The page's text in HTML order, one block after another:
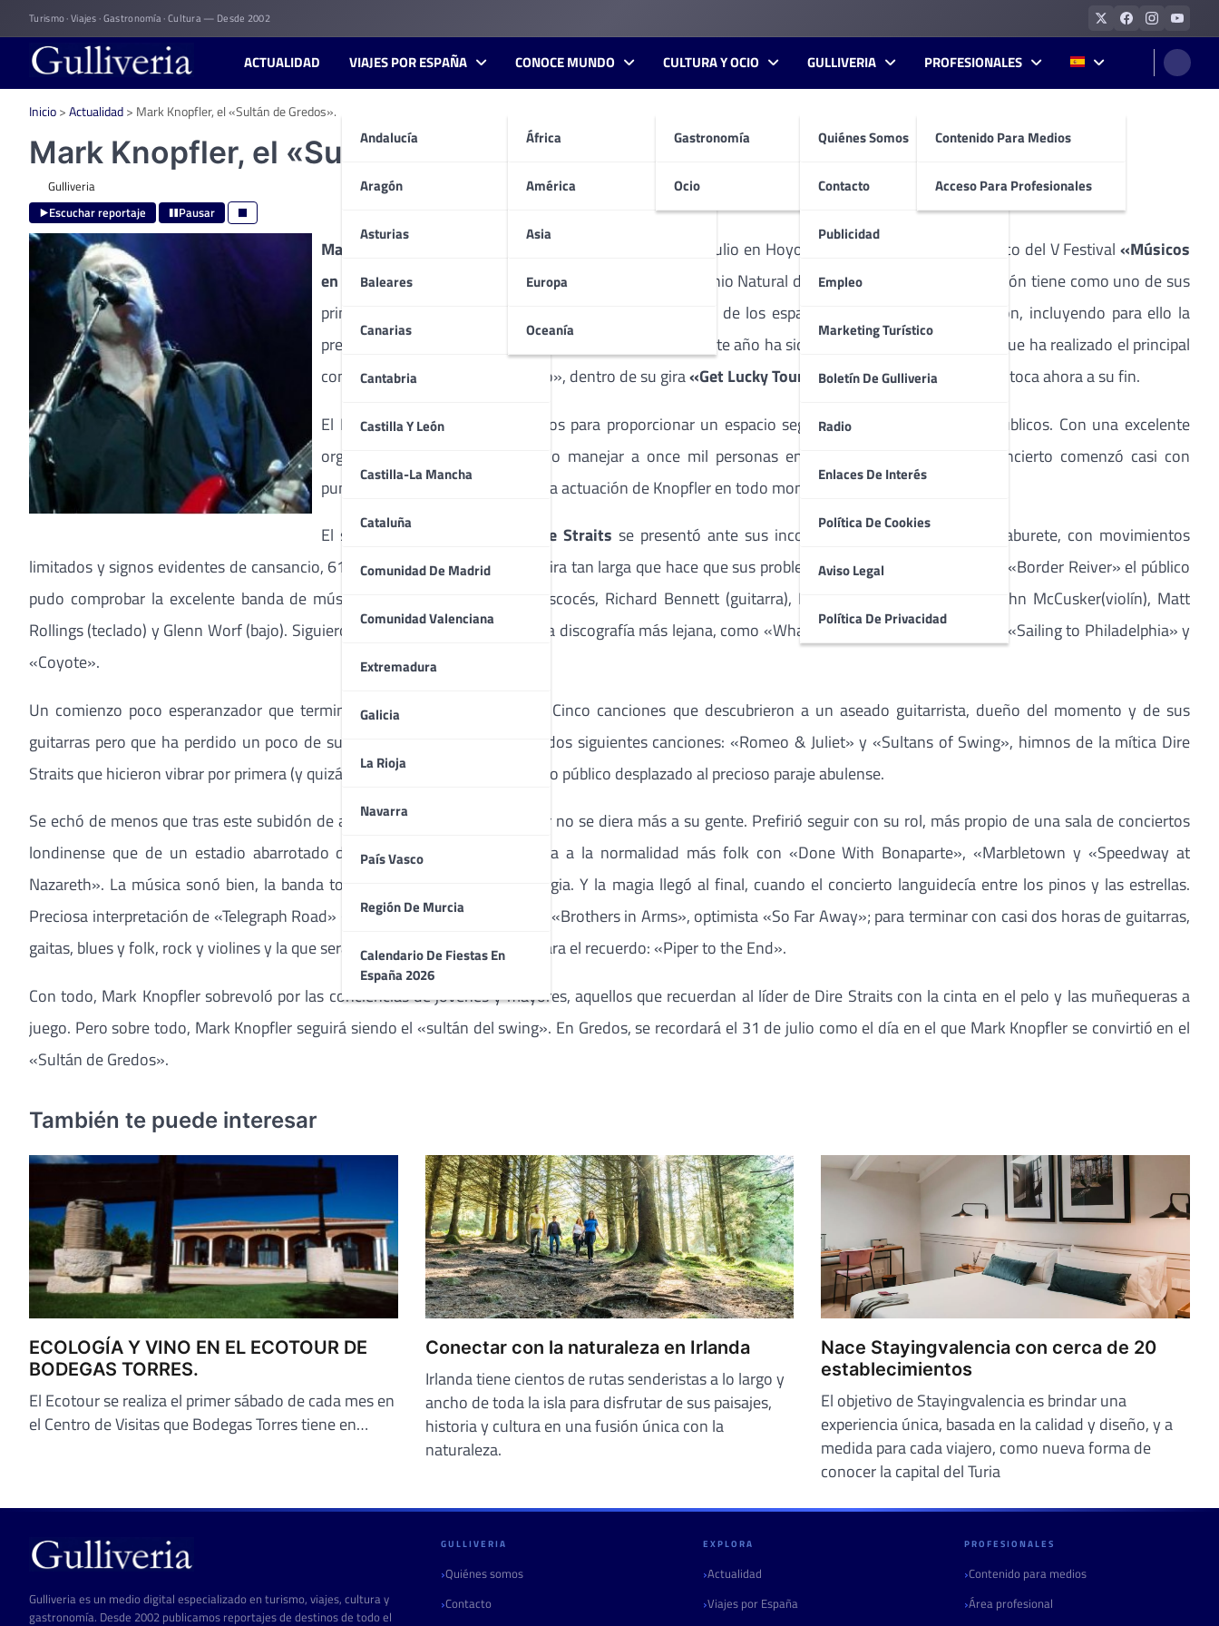
to
content
Turismo · Viajes · Gastronomía · Cultura — Desde 2002
ACTUALIDAD VIAJES POR ESPAÑA
Andalucía
Aragón
Asturias
Baleares
Canarias
Cantabria
Castilla Y León
Castilla-La Mancha
Cataluña
Comunidad De Madrid
Comunidad Valenciana
Extremadura
Galicia
La Rioja
Navarra
País Vasco
Región De Murcia
Calendario De Fiestas En
España 2026
CONOCE MUNDO
África
América
Asia
Europa
Oceanía
CULTURA Y OCIO
Gastronomía
Ocio
GULLIVERIA
Quiénes Somos
Contacto
Publicidad
Empleo
Marketing Turístico
Boletín De Gulliveria
Radio
Enlaces De Interés
Política De Cookies
Aviso Legal
Política De Privacidad
PROFESIONALES
Contenido Para Medios
Acceso Para Profesionales
Inicio>Actualidad> Mark Knopfler, el «Sultán de Gredos».
Mark Knopfler, el «Sultán de Gredos».
Gulliveria
Escuchar reportaje Pausar
Mark Knopfler terminó su gira europea el pasado 31 de julio en Hoyos del Espino (Ávila), en el marco del V Festival«Músicos
en la Naturaleza»
, organizado por la Fundación Patrimonio Natural de Castilla y León. Esta fundación tiene como uno de sus
principales objetivos difundir la defensa y conocimiento de los espacios naturales de Castilla León, incluyendo para ello la
presencia de grandes figuras del mundo de la canción. Este año ha sido el cantante de Glasgow el que ha realizado el principal
concierto en la finca «Mesegosillo», dentro de su gira«Get Lucky Tour»
, gira que tras 87 conciertos, toca ahora a su fin.
El Festival no escatimó en medios para proporcionar un espacio seguro y apto para todos los públicos. Con una excelente
organización (es muy complicado manejar a once mil personas en terreno tan angosto), el concierto comenzó casi con
puntualidad exquisita. Como fue la actuación de Knopfler en todo momento.
El siempre eterno y líder de
Dire Straits se presentó ante sus incondicionales sentado en un taburete, con movimientos
limitados y signos evidentes de cansancio, 61 años no perdonan con una gira tan larga que hace que sus problemas físicos se acentúen. Con «Border Reiver» el público
pudo comprobar la excelente banda de música que acompaña al genio escocés, Richard Bennett (guitarra), Danny Cummings (batería), John McCusker(violín), Matt
Rollings (teclado) y Glenn Worf (bajo). Siguieron canciones que recordaron la discografía más lejana, como «What It Is», una buena versión de «Sailing to Philadelphia» y
«Coyote».
Un comienzo poco esperanzador que terminó con «Hill Farmer’s Blues». Cinco canciones que descubrieron a un aseado guitarrista, dueño del momento y de sus
guitarras pero que ha perdido un poco de su magia. Todo cambió con las dos siguientes canciones: «Romeo & Juliet» y «Sultans of Swing», himnos de la mítica Dire
Straits que hicieron vibrar por primera (y quizá última vez) a todo el variopinto público desplazado al precioso paraje abulense.
Se echó de menos que tras este subidón de adrenalina nostálgica, Knopfler no se diera más a su gente. Prefirió seguir con su rol, más propio de una sala de conciertos
londinense que de un estadio abarrotado de fans incondicionales. Vuelta a la normalidad más folk con «Done With Bonaparte», «Marbletown y «Speedway at
Nazareth». La música sonó bien, la banda tocó muy bien, pero faltaba magia. Y la magia llegó al final, cuando el concierto languidecía entre los pinos y las estrellas.
Preciosa interpretación de «Telegraph Road» (recordó al Alchemy), lacónica «Brothers in Arms», optimista «So Far Away»; para terminar con casi dos horas de guitarras,
gaitas, blues y folk, rock y violines y la que será seguramente otra canción para el recuerdo: «Piper to the End».
Con todo, Mark Knopfler sobrevoló por las conciencias de jóvenes y mayores, aquellos que recuerdan al líder de Dire Straits con la cinta en el pelo y las muñequeras a
juego. Pero sobre todo, Mark Knopfler seguirá siendo el «sultán del swing». En Gredos, se recordará el 31 de julio como el día en el que Mark Knopfler se convirtió en el
«Sultán de Gredos».
También te puede interesar
ECOLOGÍA Y VINO EN EL ECOTOUR DE
BODEGAS TORRES.
El Ecotour se realiza el primer sábado de cada mes en
el Centro de Visitas que Bodegas Torres tiene en…
Conectar con la naturaleza en Irlanda
Irlanda tiene cientos de rutas senderistas a lo largo y
ancho de toda la isla para disfrutar de sus paisajes,
historia y cultura en una fusión única con la
naturaleza.
Nace Stayingvalencia con cerca de 20
establecimientos
El objetivo de Stayingvalencia es brindar una
experiencia única, basada en la calidad y diseño, y a
medida para cada viajero, como nueva forma de
conocer la capital del Turia
Gulliveria es un medio digital especializado en turismo, viajes, cultura y
gastronomía. Desde 2002 publicamos reportajes de destinos de todo el
GULLIVERIA
Quiénes somos
Contacto
EXPLORA
Actualidad
Viajes por España
PROFESIONALES
Contenido para medios
Área profesional